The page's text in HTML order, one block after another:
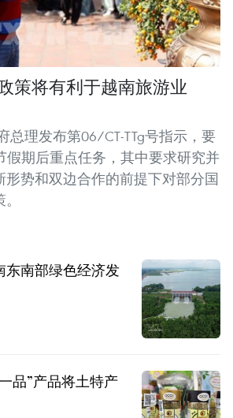
策将有利于越南旅游业
总理发布第06/CT-TTg号指示，要
假期后重点任务，其中要求研究并
形势和双边合作的前提下对部分国
东南部绿色经济发
品”产品将土特产